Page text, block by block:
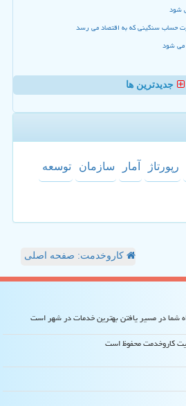
شود
حساب سنگینی که به اقتصاد می رسد
می شود
جدیدترین ها
رپورتاژ آمار سازمان توسعه
کاروخدمت: صفحه اصلی
شما در مسیر یافتن بهترین خدمات در شهر است